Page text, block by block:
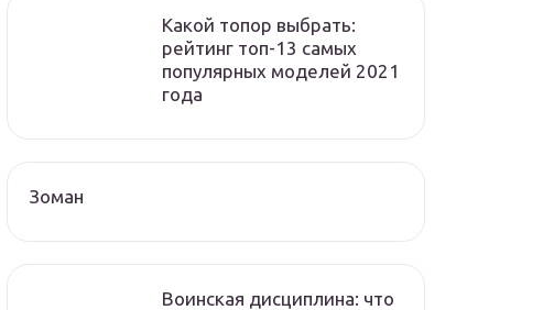
Какой топор выбрать:
рейтинг топ-13 самых
популярных моделей 2021
года
Зоман
Воинская дисциплина: что